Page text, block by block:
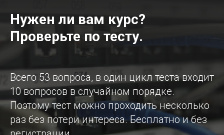
Нужен ли вам курс?
Проверьте по тесту.
Всего 53 вопроса, в один цикл теста входит
10 вопросов в случайном порядке.
Поэтому тест можно проходить несколько
раз без потери интереса. Бесплатно и без